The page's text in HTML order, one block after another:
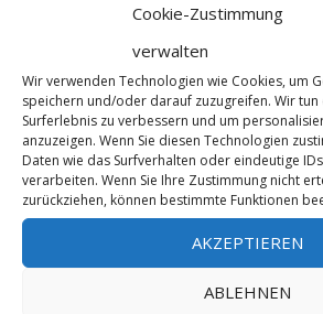
Cookie-Zustimmung
verwalten
Wir verwenden Technologien wie Cookies, um
speichern und/oder darauf zuzugreifen. Wir tun
Surferlebnis zu verbessern und um
anzuzeigen. Wenn Sie diesen Technologien
Daten wie das Surfverhalten oder eindeutige
verarbeiten. Wenn Sie Ihre Zustimmung nicht
zurückziehen, können bestimmte Funktionen
AKZEPTIEREN
ABLEHNEN
Lawinenunglück an der
Marmolada
4. Juli 2022
HINTERLASSE EINE
Deine E-Mail-Adresse wird
veröffentlicht.
markiert